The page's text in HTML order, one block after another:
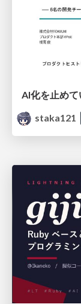
staka121